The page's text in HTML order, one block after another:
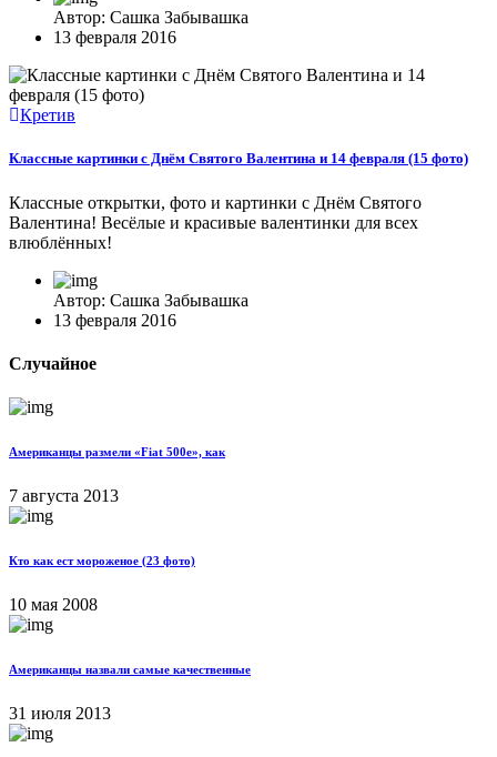
Автор: Сашка Забывашка
13 февраля 2016
Кретив
Классные картинки с Днём Святого Валентина и 14 февраля (15 фото)
Классные открытки, фото и картинки с Днём Святого
Валентина! Весёлые и красивые валентинки для всех
влюблённых!
Автор: Сашка Забывашка
13 февраля 2016
Случайное
Американцы размели «Fiat 500e», как
7 августа 2013
Кто как ест мороженое (23 фото)
10 мая 2008
Американцы назвали самые качественные
31 июля 2013